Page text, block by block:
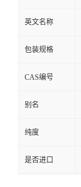
英文名称
包装规格
CAS编号
别名
纯度
是否进口